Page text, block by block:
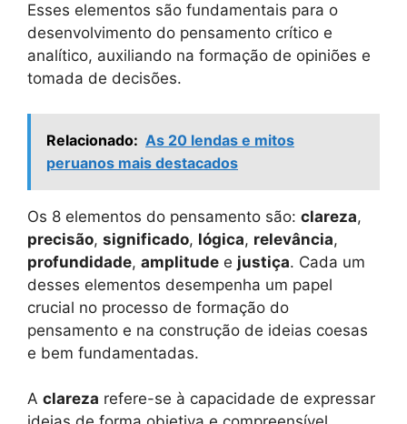
Esses elementos são fundamentais para o
desenvolvimento do pensamento crítico e
analítico, auxiliando na formação de opiniões e
tomada de decisões.
Relacionado: As 20 lendas e mitos
peruanos mais destacados
Os 8 elementos do pensamento são: clareza,
precisão, significado, lógica, relevância,
profundidade, amplitude e justiça. Cada um
desses elementos desempenha um papel
crucial no processo de formação do
pensamento e na construção de ideias coesas
e bem fundamentadas.
A clareza refere-se à capacidade de expressar